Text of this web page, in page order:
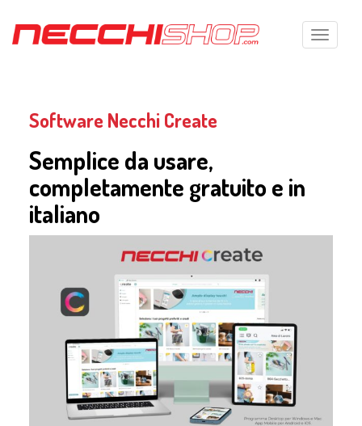
Toggle
Software Necchi Create
Semplice da usare,
completamente gratuito e in
italiano